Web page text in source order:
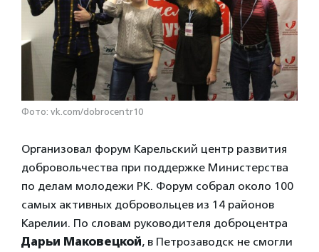
Фото: vk.com/dobrocentr10
Организовал форум Карельский центр развития
добровольчества при поддержке Министерства
по делам молодежи РК. Форум собрал около 100
самых активных добровольцев из 14 районов
Карелии. По словам руководителя доброцентра
Дарьи Маковецкой, в Петрозаводск не смогли